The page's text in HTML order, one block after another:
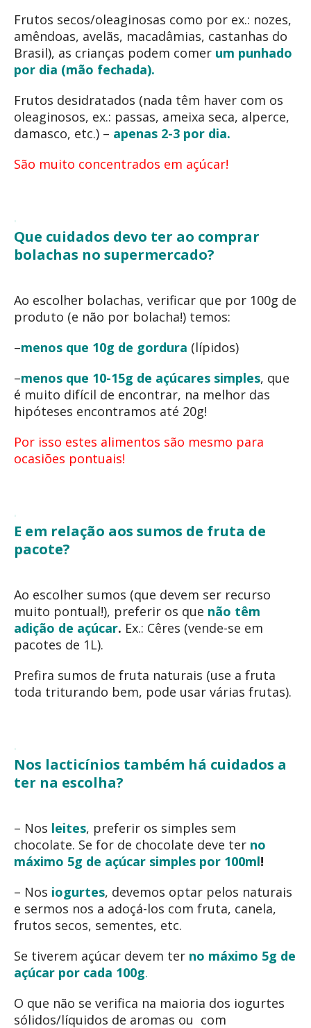
Frutos secos/oleaginosas como por ex.: nozes,
amêndoas, avelãs, macadâmias, castanhas do
Brasil), as crianças podem comer um punhado
por dia (mão fechada).
Frutos desidratados (nada têm haver com os
oleaginosos, ex.: passas, ameixa seca, alperce,
damasco, etc.) – apenas 2-3 por dia.
São muito concentrados em açúcar!
Que cuidados devo ter ao comprar
bolachas no supermercado?
Ao escolher bolachas, verificar que por 100g de
produto (e não por bolacha!) temos:
–menos que 10g de gordura (lípidos)
–menos que 10-15g de açúcares simples, que
é muito difícil de encontrar, na melhor das
hipóteses encontramos até 20g!
Por isso estes alimentos são mesmo para
ocasiões pontuais!
E em relação aos sumos de fruta de
pacote?
Ao escolher sumos (que devem ser recurso
muito pontual!), preferir os que não têm
adição de açúcar. Ex.: Cêres (vende-se em
pacotes de 1L).
Prefira sumos de fruta naturais (use a fruta
toda triturando bem, pode usar várias frutas).
Nos lacticínios também há cuidados a
ter na escolha?
– Nos leites, preferir os simples sem
chocolate. Se for de chocolate deve ter no
máximo 5g de açúcar simples por 100ml!
– Nos iogurtes, devemos optar pelos naturais
e sermos nos a adoçá-los com fruta, canela,
frutos secos, sementes, etc.
Se tiverem açúcar devem ter no máximo 5g de
açúcar por cada 100g.
O que não se verifica na maioria dos iogurtes
sólidos/líquidos de aromas ou com